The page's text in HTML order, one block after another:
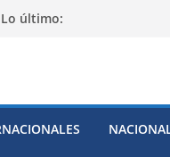
Lo último: